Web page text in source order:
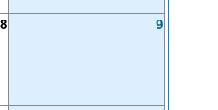
8 9